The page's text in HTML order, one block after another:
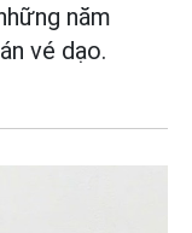
năm
vé dạo.